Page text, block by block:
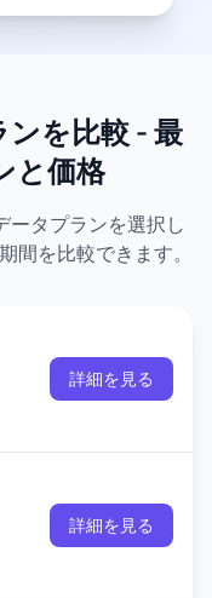
を比較 - 最
と価格
ータプランを選択し
間を比較できます。
詳細を見る
詳細を見る